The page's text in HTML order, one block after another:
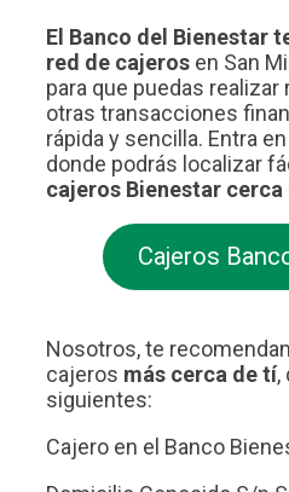
El Banco del Bienestar
red de cajeros en San
para que puedas
otras transacciones
rápida y sencilla. Entra
donde podrás localizar
cajeros Bienestar cerca
Cajeros
Nosotros, te
cajeros más cerca de tí,
siguientes:
Cajero en el Banco